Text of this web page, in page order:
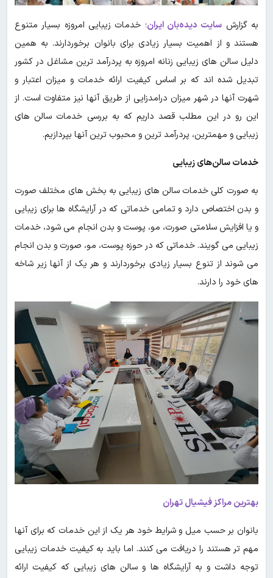
به گزارش سایت دیده‌بان ایران؛ خدمات زیبایی امروزه بسیار متنوع
هستند و از اهمیت بسیار زیادی برای بانوان برخوردارند. به همین
دلیل سالن های زیبایی زنانه امروزه به پردرآمد ترین مشاغل در کشور
تبدیل شده اند که بر اساس کیفیت ارائه خدمات و میزان اعتبار و
شهرت آنها در شهر میزان درامدزایی از طریق آنها نیز متفاوت است. از
این رو در این مطلب قصد داریم که به بررسی خدمات سالن های
زیبایی و مهمترین، پردرآمد ترین و محبوب ترین آنها بپردازیم.
خدمات سالن‌های زیبایی
به صورت کلی خدمات سالن های زیبایی به بخش های مختلف صورت
و بدن اختصاص دارد و تمامی خدماتی که در آرایشگاه ها برای زیبایی
و یا افزایش سلامتی صورت، مو، پوست و بدن انجام می شود، خدمات
زیبایی می گویند. خدماتی که در حوزه پوست، مو، صورت و بدن انجام
می شوند از تنوع بسیار زیادی برخوردارند و هر یک از آنها زیر شاخه
های خود را دارند.
بهترین مراکز فیشیال تهران
بانوان بر حسب میل و شرایط خود هر یک از این خدمات که برای آنها
مهم تر هستند را دریافت می کنند. اما باید به کیفیت خدمات زیبایی
توجه داشت و به آرایشگاه ها و سالن های زیبایی که کیفیت ارائه